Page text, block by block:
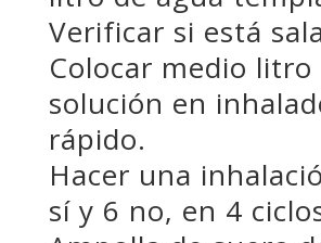
Verificar si está
Colocar medio litro
solución en
rápido.
Hacer una
sí y 6 no, en 4